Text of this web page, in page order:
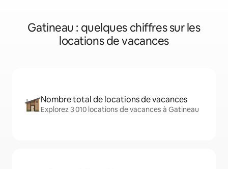
Gatineau : quelques chiffres sur les
locations de vacances
Nombre total de locations de vacances
Explorez 3 010 locations de vacances à Gatineau